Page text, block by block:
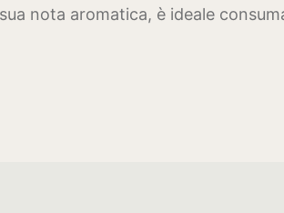
nota aromatica, è ideale